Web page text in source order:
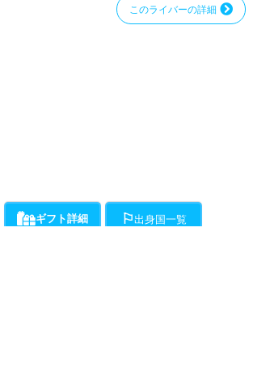
このライバーの詳細
ギフト詳細 出身国一覧